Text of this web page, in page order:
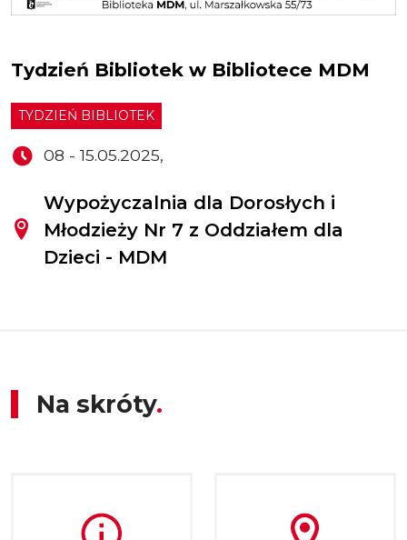
Tydzień Bibliotek w Bibliotece MDM
TYDZIEŃ BIBLIOTEK
08 - 15.05.2025,
Wypożyczalnia dla Dorosłych i
Młodzieży Nr 7 z Oddziałem dla
Dzieci - MDM
Na skróty